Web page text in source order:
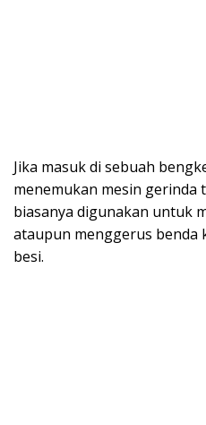
Jika masuk di sebuah
menemukan mesin gerinda
biasanya digunakan untuk
ataupun menggerus benda
besi.